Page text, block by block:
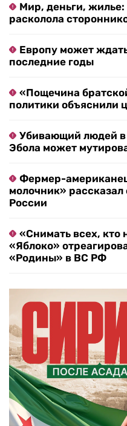
Мир, деньги, жилье:
расколола
Европу может
последние годы
«Пощечина
политики объяснили
Убивающий людей
Эбола может
Фермер-
молочник»
России
«Снимать всех, кто
«Яблоко»
«Родины» в ВС РФ